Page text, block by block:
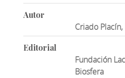
Autor
Criado
Editorial
Fundación
Biosfera